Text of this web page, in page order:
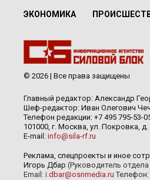
ЭКОНОМИКА
© 2026 | Все права защищены
Главный редактор: Александр
Шеф-редактор: Иван Олегович
Телефон редакции: +7 495 795-53-
101000, г. Москва, ул. Покровка, д.
E-mail: info@sila-rf.ru
Реклама, спецпроекты и иное
Игорь Дбар (Руководитель
Email: i.dbar@osnmedia.ru Телефон: